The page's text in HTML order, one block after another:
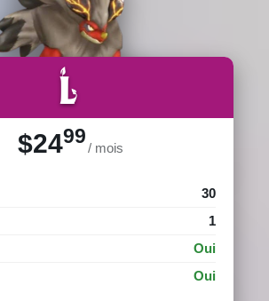
L
$2499
/ mois
30
1
Oui
Oui